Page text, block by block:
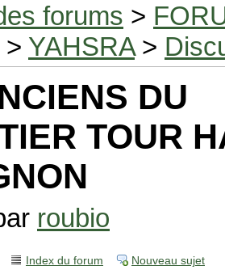
forums >
> YAHSRA>
DU
TOUR
roubio
Index du forum Nouveau sujet